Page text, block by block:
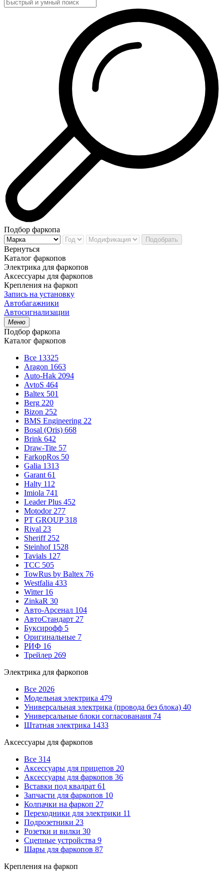
Подбор фаркопа
Подобрать
Вернуться
Каталог фаркопов
Электрика для фаркопов
Аксессуары для фаркопов
Крепления на фаркоп
Запись на установку
Автобагажники
Автосигнализации
Меню
Подбор фаркопа
Каталог фаркопов
Все 13325
Aragon 1663
Auto-Hak 2094
AvtoS 464
Baltex 501
Berg 220
Bizon 252
BMS Engineering 22
Bosal (Oris) 668
Brink 642
Draw-Tite 57
FarkopRos 50
Galia 1313
Garant 61
Halty 112
Imiola 741
Leader Plus 452
Motodor 277
PT GROUP 318
Rival 23
Sheriff 252
Steinhof 1528
Tavials 127
TCC 505
TowRus by Baltex 76
Westfalia 433
Witter 16
ZinkaR 30
Авто-Арсенал 104
АвтоСтандарт 27
Буксирофф 5
Оригинальные 7
РИФ 16
Трейлер 269
Электрика для фаркопов
Все 2026
Модельная электрика 479
Универсальная электрика (провода без блока) 40
Универсальные блоки согласованаия 74
Штатная электрика 1433
Аксессуары для фаркопов
Все 314
Аксессуары для прицепов 20
Аксессуары для фаркопов 36
Вставки под квадрат 61
Запчасти для фаркопов 10
Колпачки на фаркоп 27
Переходники для электрики 11
Подрозетники 23
Розетки и вилки 30
Сцепные устройства 9
Шары для фаркопов 87
Крепления на фаркоп